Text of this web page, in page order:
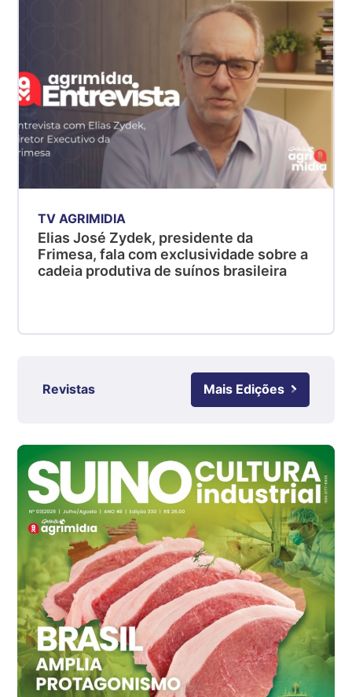
MG
R$ 5,04
Suíno - Estadual
PR
Suíno - Estadual
SC
R$ 4,48
kg
Ovo Branco - Regional
cx
Ovo Branco - Regional
Branco
R$ 145,34
cx
Ovo Vermelho - Regional
Grande São Paulo (SP)
R$ 155,59
cx
Ovo Vermelho - Regional
Vermelho
R$ 159,31
cx
TV AGRIMIDIA
Elias José Zydek, presidente da
Frimesa, fala com exclusividade sobre a
cadeia produtiva de suínos brasileira
Revistas Mais Edições